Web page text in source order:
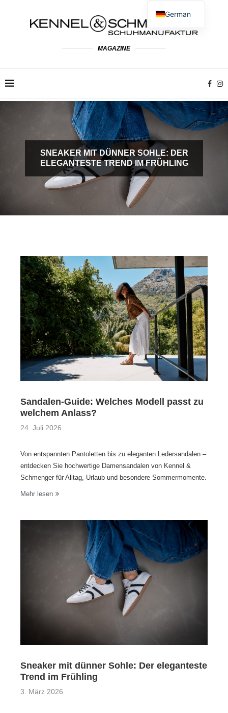
MAGAZINE
SNEAKER MIT DÜNNER SOHLE: DER
ELEGANTESTE TREND IM FRÜHLING
Sandalen-Guide: Welches Modell passt zu
welchem Anlass?
24. Juli 2026
Von entspannten Pantoletten bis zu eleganten Ledersandalen –
entdecken Sie hochwertige Damensandalen von Kennel &
Schmenger für Alltag, Urlaub und besondere Sommermomente.
Mehr lesen
Sneaker mit dünner Sohle: Der eleganteste
Trend im Frühling
3. März 2026
German
English
Spanish
Italian